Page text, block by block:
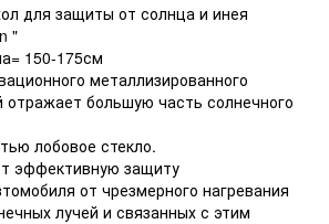
для защиты от солнца и инея
"
150-175см
металлизированного
отражает большую часть солнечного
лобовое стекло.
эффективную защиту
от чрезмерного нагревания
лучей и связанных с этим